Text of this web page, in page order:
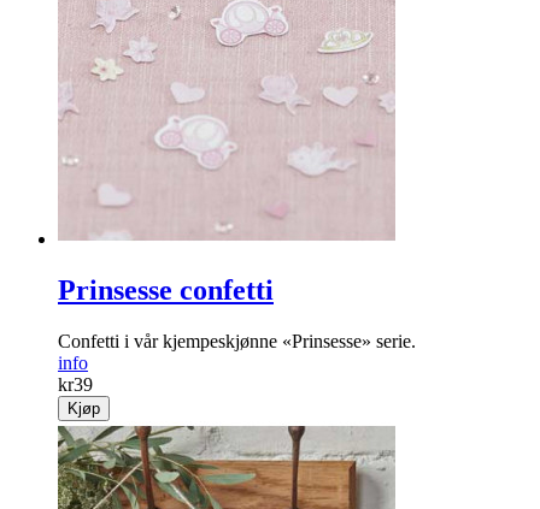
Prinsesse confetti
Confetti i vår kjempeskjønne «Prinsesse» serie.
info
kr39
Kjøp